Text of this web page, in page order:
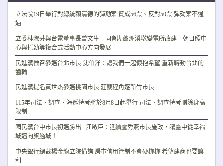
立法院19日舉行對總統賴清德的彈劾案 贊成56票、反對50票 彈劾案不通
過
立委林淑芬與台電董事長曾文生一同會勘蘆洲溪墘變電所改建 朝日照中
心與托幼等複合式活動中心方向發展
民進黨徵召參選台北市長 沈伯洋：讓我們一起懷抱希望 重新轉動台北的
齒輪
民進黨提名黃世杰參選桃園市長 莊競程角逐新竹市長
115年司法、調查、海巡特考將於8月8日起舉行 司法、調查特考刪除身高
限制
國民黨台中市長初選勝出 江啟臣：延續盧秀燕市長施政，讓臺中從幸福
城邁向旗艦城！
中央銀行總裁楊金龍立院備詢 房市信用管制不會硬梆梆 希望建商也要讓
利